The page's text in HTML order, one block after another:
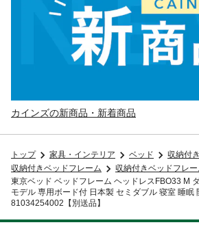
カインズの新商品・新着商品
トップ 家具・インテリア ベッド
収納付
収納付きベッドフレーム
収納付きベッドフレ
東京ベッド ベッドフレーム ヘッドレスFBO33 M
モデル 専用ボード付 日本製 セミダブル 寝室 睡眠
81034254002【別送品】